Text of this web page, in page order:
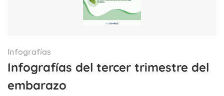
Infografías
Infografías del tercer trimestre del
embarazo